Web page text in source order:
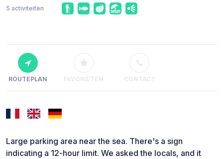
5 activiteiten
ROUTEPLAN FAVORIETEN CONTACT
Large parking area near the sea. There's a sign
indicating a 12-hour limit. We asked the locals, and it